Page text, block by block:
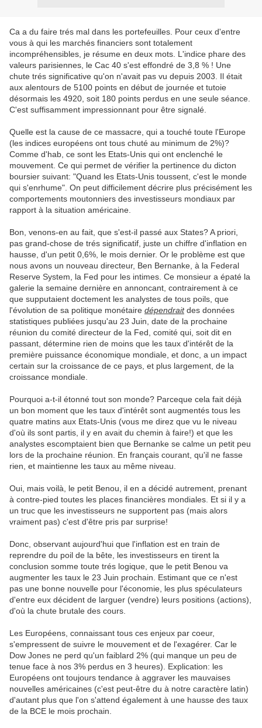
Ca a du faire trés mal dans les portefeuilles. Pour ceux d'entre
vous à qui les marchés financiers sont totalement
incompréhensibles, je résume en deux mots. L'indice phare des
valeurs parisiennes, le Cac 40 s'est effondré de 3,8 % ! Une
chute trés significative qu'on n'avait pas vu depuis 2003. Il était
aux alentours de 5100 points en début de journée et tutoie
désormais les 4920, soit 180 points perdus en une seule séance.
C'est suffisamment impressionnant pour être signalé.
Quelle est la cause de ce massacre, qui a touché toute l'Europe
(les indices européens ont tous chuté au minimum de 2%)?
Comme d'hab, ce sont les Etats-Unis qui ont enclenché le
mouvement. Ce qui permet de vérifier la pertinence du dicton
boursier suivant: "Quand les Etats-Unis toussent, c'est le monde
qui s'enrhume". On peut difficilement décrire plus précisément les
comportements moutonniers des investisseurs mondiaux par
rapport à la situation américaine.
Bon, venons-en au fait, que s'est-il passé aux States? A priori,
pas grand-chose de trés significatif, juste un chiffre d'inflation en
hausse, d'un petit 0,6%, le mois dernier. Or le problème est que
nous avons un nouveau directeur, Ben Bernanke, à la Federal
Reserve System, la Fed pour les intimes. Ce monsieur a épaté la
galerie la semaine dernière en annoncant, contrairement à ce
que supputaient doctement les analystes de tous poils, que
l'évolution de sa politique monétaire dépendraitdes données
statistiques publiées jusqu'au 23 Juin, date de la prochaine
réunion du comité directeur de la Fed, comité qui, soit dit en
passant, détermine rien de moins que les taux d'intérêt de la
première puissance économique mondiale, et donc, a un impact
certain sur la croissance de ce pays, et plus largement, de la
croissance mondiale.
Pourquoi a-t-il étonné tout son monde? Parceque cela fait déjà
un bon moment que les taux d'intérêt sont augmentés tous les
quatre matins aux Etats-Unis (vous me direz que vu le niveau
d'où ils sont partis, il y en avait du chemin à faire!) et que les
analystes escomptaient bien que Bernanke se calme un petit peu
lors de la prochaine réunion. En français courant, qu'il ne fasse
rien, et maintienne les taux au même niveau.
Oui, mais voilà, le petit Benou, il en a décidé autrement, prenant
à contre-pied toutes les places financières mondiales. Et si il y a
un truc que les investisseurs ne supportent pas (mais alors
vraiment pas) c'est d'être pris par surprise!
Donc, observant aujourd'hui que l'inflation est en train de
reprendre du poil de la bête, les investisseurs en tirent la
conclusion somme toute trés logique, que le petit Benou va
augmenter les taux le 23 Juin prochain. Estimant que ce n'est
pas une bonne nouvelle pour l'économie, les plus spéculateurs
d'entre eux décident de larguer (vendre) leurs positions (actions),
d'où la chute brutale des cours.
Les Européens, connaissant tous ces enjeux par coeur,
s'empressent de suivre le mouvement et de l'exagérer. Car le
Dow Jones ne perd qu'un faiblard 2% (qui manque un peu de
tenue face à nos 3% perdus en 3 heures). Explication: les
Européens ont toujours tendance à aggraver les mauvaises
nouvelles américaines (c'est peut-être du à notre caractère latin)
d'autant plus que l'on s'attend également à une hausse des taux
de la BCE le mois prochain.